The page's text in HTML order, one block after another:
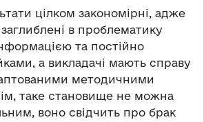
цілком закономірні, адже
в проблематику
та постійно
а викладачі мають справу
методичними
таке становище не можна
воно свідчить про брак